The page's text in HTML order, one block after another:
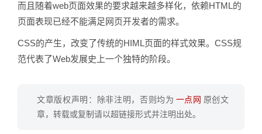
而且随着web页面效果的要求越来越多样化，依赖HTML的
页面表现已经不能满足网页开发者的需求。
CSS的产生，改变了传统的HIML页面的样式效果。CSS规
范代表了Web发展史上一个独特的阶段。
文章版权声明：除非注明，否则均为 一点网 原创文
章，转载或复制请以超链接形式并注明出处。